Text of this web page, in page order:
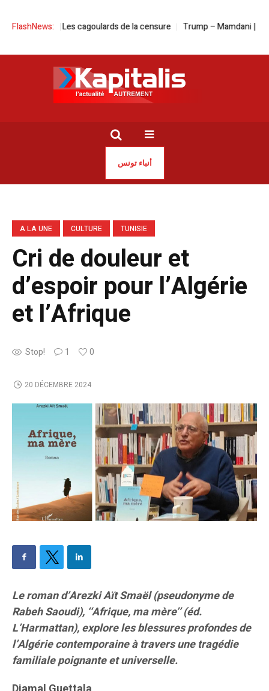
FlashNews:
| Les cagoulards de la censure Trump – Mamdani | Deux
أنباء تونس
A LA UNE CULTURE TUNISIE
Cri de douleur et
d’espoir pour l’Algérie
et l’Afrique
Stop! 1 0
20 DÉCEMBRE 2024
Le roman d’Arezki Aït Smaël (pseudonyme de
Rabeh Saoudi), ‘‘Afrique, ma mère’’ (éd.
L’Harmattan), explore les blessures profondes de
l’Algérie contemporaine à travers une tragédie
familiale poignante et universelle.